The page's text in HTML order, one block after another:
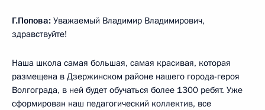
Г.Попова: Уважаемый Владимир Владимирович,
здравствуйте!
Наша школа самая большая, самая красивая, которая
размещена в Дзержинском районе нашего города-героя
Волгограда, в ней будет обучаться более 1300 ребят. Уже
сформирован наш педагогический коллектив, все